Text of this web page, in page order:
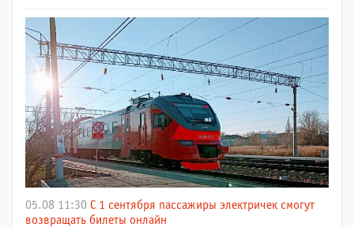
05.08 11:30 С 1 сентября пассажиры электричек смогут
возвращать билеты онлайн